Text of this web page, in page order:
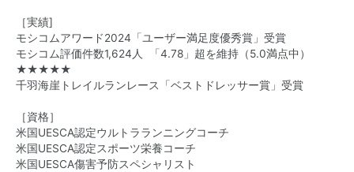
［実績]
モシコムアワード2024「ユーザー満足度優秀賞」受賞
モシコム評価件数1,624人 「4.78」超を維持（5.0満点中）
★★★★★
千羽海崖トレイルランレース「ベストドレッサー賞」受賞
［資格］
米国UESCA認定ウルトラランニングコーチ
米国UESCA認定スポーツ栄養コーチ
米国UESCA傷害予防スペシャリスト